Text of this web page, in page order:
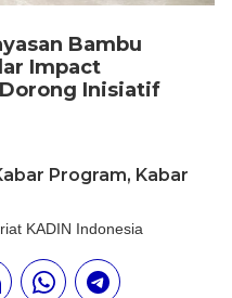
Bambu
Impact
Inisiatif
Program, Kabar
KADIN Indonesia